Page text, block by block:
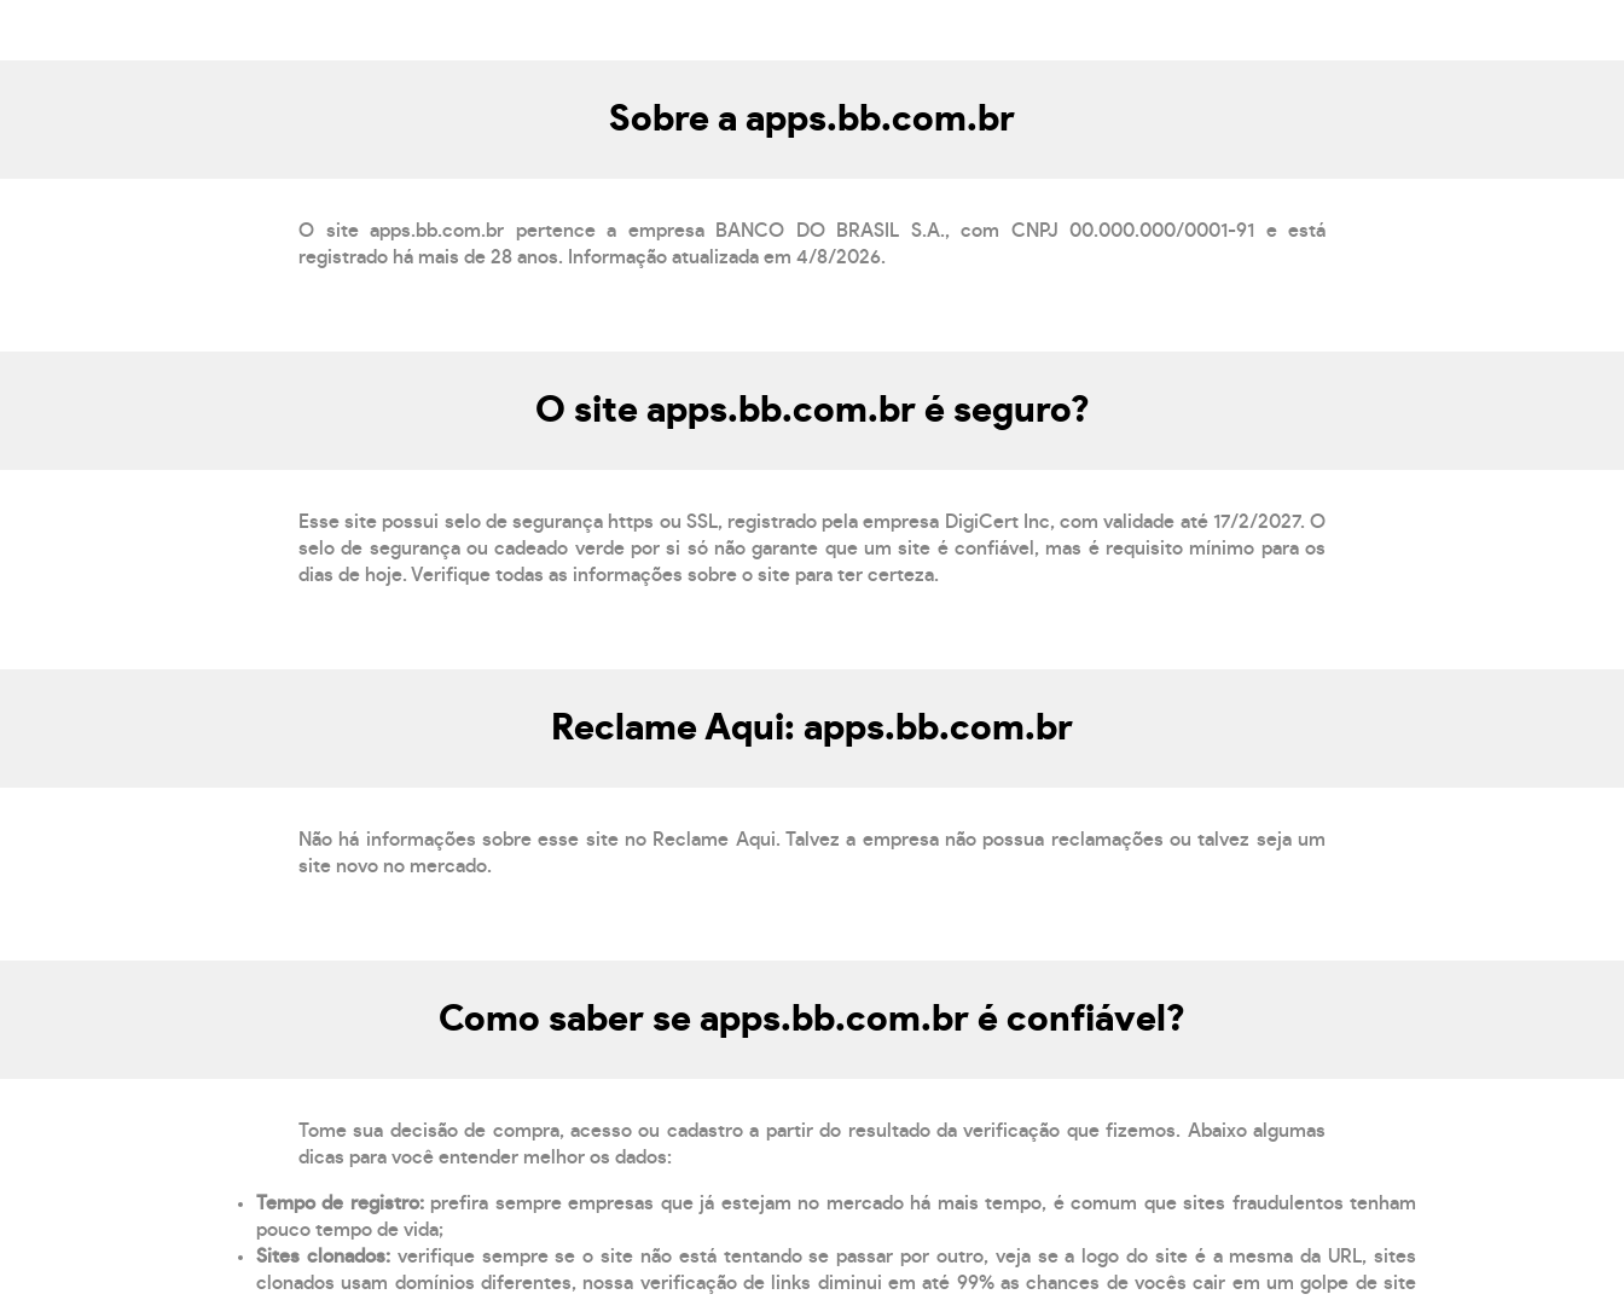
Sobre a apps.bb.com.br
O site apps.bb.com.br pertence a empresa BANCO DO BRASIL S.A., com CNPJ 00.000.000/0001-91 e está
registrado há mais de 28 anos. Informação atualizada em 4/8/2026.
O site apps.bb.com.br é seguro?
Esse site possui selo de segurança https ou SSL, registrado pela empresa DigiCert Inc, com validade até 17/2/2027. O
selo de segurança ou cadeado verde por si só não garante que um site é confiável, mas é requisito mínimo para os
dias de hoje. Verifique todas as informações sobre o site para ter certeza.
Reclame Aqui: apps.bb.com.br
Não há informações sobre esse site no Reclame Aqui. Talvez a empresa não possua reclamações ou talvez seja um
site novo no mercado.
Como saber se apps.bb.com.br é confiável?
Tome sua decisão de compra, acesso ou cadastro a partir do resultado da verificação que fizemos. Abaixo algumas
dicas para você entender melhor os dados:
Tempo de registro: prefira sempre empresas que já estejam no mercado há mais tempo, é comum que sites fraudulentos tenham
pouco tempo de vida;
Sites clonados: verifique sempre se o site não está tentando se passar por outro, veja se a logo do site é a mesma da URL, sites
clonados usam domínios diferentes, nossa verificação de links diminui em até 99% as chances de vocês cair em um golpe de site